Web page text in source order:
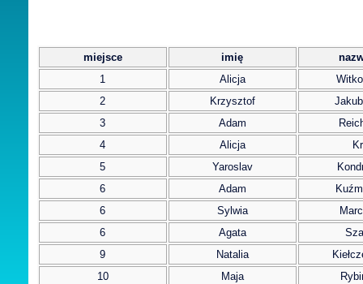
miejsce imię
1
Alicja
2
Krzysztof
3
Adam
4
Alicja
5
Yaroslav
6
Adam
6
Sylwia
6
Agata
9
Natalia
10
Maja